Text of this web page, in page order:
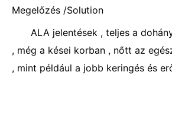
Megelőzés /Solution
ALA jelentések , teljes a
, még a kései korban , nőtt az
, mint például a jobb keringés és